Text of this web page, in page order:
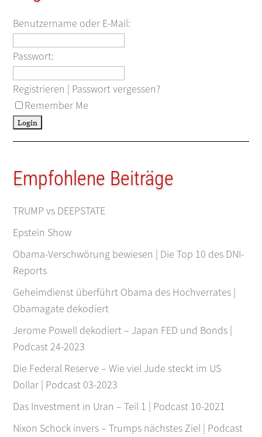
Benutzername oder E-Mail:
Passwort:
Registrieren | Passwort vergessen?
Remember Me
Empfohlene Beiträge
TRUMP vs DEEPSTATE
Epstein Show
Obama-Verschwörung bewiesen | Die Top 10 des DNI-
Reports
Geheimdienst überführt Obama des Hochverrates |
Obamagate dekodiert
Jerome Powell dekodiert – Japan FED und Bonds |
Podcast 24-2023
Die Federal Reserve – Wie viel Jude steckt im US
Dollar | Podcast 03-2023
Das Investment in Uran – Teil 1 | Podcast 10-2021
Nixon Schock invers – Trumps nächstes Ziel | Podcast